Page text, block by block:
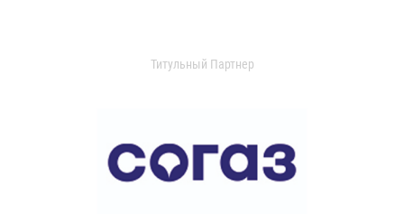
Титульный Партнер